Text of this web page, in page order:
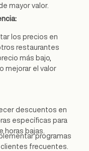
mayor valor.
los precios en
restaurantes
más bajo,
mejorar el valor
descuentos en
específicas para
horas bajas.
programas
frecuentes.